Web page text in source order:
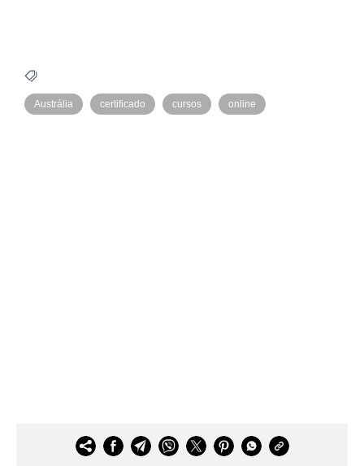
Austrália certificado cursos online